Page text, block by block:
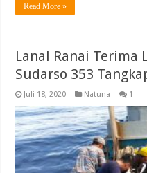
Read More »
Lanal Ranai Terima
Sudarso 353
Juli 18, 2020 Natuna 1